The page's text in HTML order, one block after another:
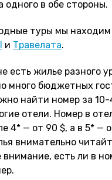
одного в обе стороны.
туры мы находим
и Травелата.
есть жилье разного
много бюджетных
найти номер за 10-
отели. Номер в
4* — от 90 $, а в 5* —
внимательно
есть ли в